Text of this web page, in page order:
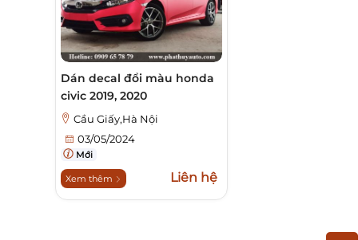
Dán decal đổi màu honda
civic 2019, 2020
Cầu Giấy,Hà Nội
03/05/2024
Mới
Xem thêm Liên hệ